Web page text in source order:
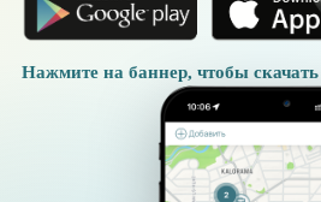
Нажмите на баннер, чтобы